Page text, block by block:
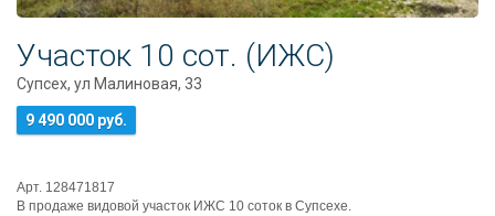
Участок 10 сот. (ИЖС)
Супсех, ул Малиновая, 33
9 490 000 руб.
Арт. 128471817
В продаже видовой участок ИЖС 10 соток в Супсехе.